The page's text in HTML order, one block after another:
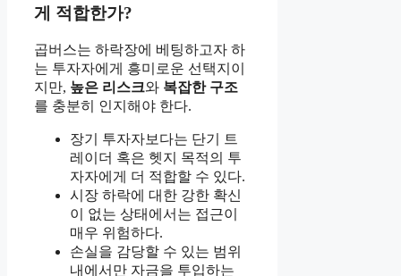
게 적합한가?
곱버스는 하락장에 베팅하고자 하
는 투자자에게 흥미로운 선택지이
지만, 높은 리스크와 복잡한 구조
를 충분히 인지해야 한다.
장기 투자자보다는 단기 트
레이더 혹은 헷지 목적의 투
자자에게 더 적합할 수 있다.
시장 하락에 대한 강한 확신
이 없는 상태에서는 접근이
매우 위험하다.
손실을 감당할 수 있는 범위
내에서만 자금을 투입하는